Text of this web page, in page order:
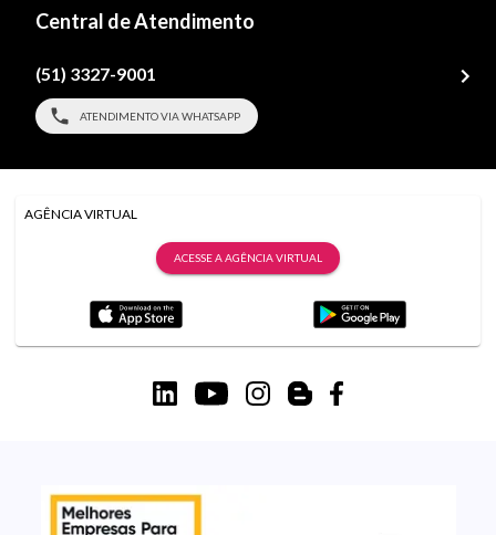
Central de Atendimento
(51) 3327-9001
ATENDIMENTO VIA WHATSAPP
AGÊNCIA VIRTUAL
ACESSE A AGÊNCIA VIRTUAL